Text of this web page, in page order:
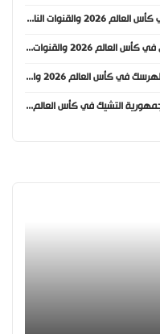
موعد مباراة قطر وسويسرا في كأس العالم 2026 والقنوات الناقلة
موعد مباراة أمريكا والباراغواي في كأس العالم 2026 والقنوات الناقلة
موعد مباراة كندا والبوسنة والهرسك في كأس العالم 2026 والقنوات الناقلة
موعد مباراة كوريا الجنوبية وجمهورية التشيك في كأس العالم 2026 والقنوات الناقلة